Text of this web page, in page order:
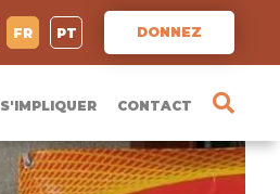
FR PT DONNEZ
S'IMPLIQUER CONTACT